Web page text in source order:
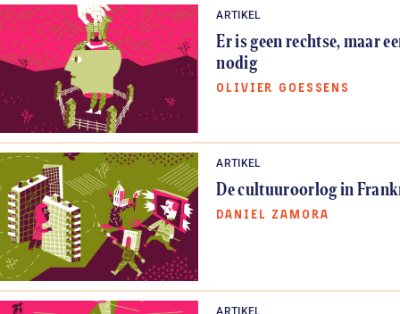
ARTIKEL
Er is geen rechtse, maar
nodig
OLIVIER GOESSENS
ARTIKEL
De cultuuroorlog in
DANIEL ZAMORA
ARTIKEL